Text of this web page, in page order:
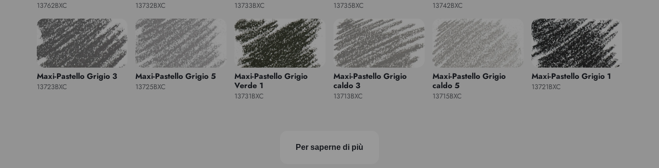
13762BXC 13732BXC 13733BXC 13735BXC 13742BXC
Maxi-Pastello Grigio 3
13723BXC
Maxi-Pastello Grigio 5
13725BXC
Maxi-Pastello Grigio
Verde 1
13731BXC
Maxi-Pastello Grigio
caldo 3
13713BXC
Maxi-Pastello Grigio
caldo 5
13715BXC
Maxi-Pastello Grigio 1
13721BXC
Per saperne di più